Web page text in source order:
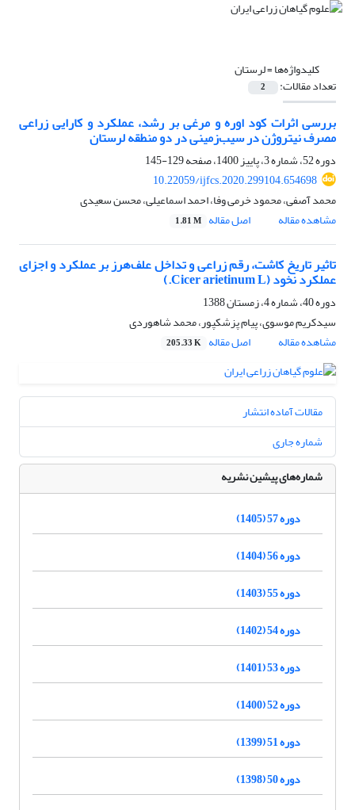
کلیدواژه‌ها =لرستان
تعداد مقالات: 2
بررسی اثرات کود اوره و مرغی بر رشد، عملکرد و کارایی زراعی
مصرف نیتروژن در سیب‌زمینی در دو منطقه لرستان
دوره 52، شماره 3، پاییز 1400، صفحه
129-145
10.22059/ijfcs.2020.299104.654698
محمد آصفی، محمود خرمی وفا، احمد اسماعیلی، محسن سعیدی
مشاهده مقاله
اصل مقاله 1.81 M
تاثیر تاریخ کاشت، رقم زراعی و تداخل علف‌هرز بر عملکرد و اجزای
عملکرد نخود (Cicer arietinum L.)
دوره 40، شماره 4، زمستان 1388
سیدکریم موسوی، پیام پزشکپور، محمد شاهوردی
مشاهده مقاله
اصل مقاله 205.33 K
مقالات آماده انتشار
شماره جاری
شماره‌های پیشین نشریه
دوره 57 (1405)
دوره 56 (1404)
دوره 55 (1403)
دوره 54 (1402)
دوره 53 (1401)
دوره 52 (1400)
دوره 51 (1399)
دوره 50 (1398)